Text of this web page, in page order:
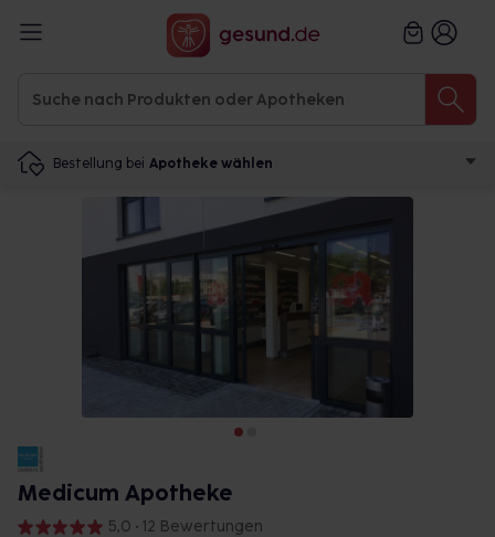
Bestellung bei Apotheke wählen
Medicum Apotheke
5,0 • 12 Bewertungen